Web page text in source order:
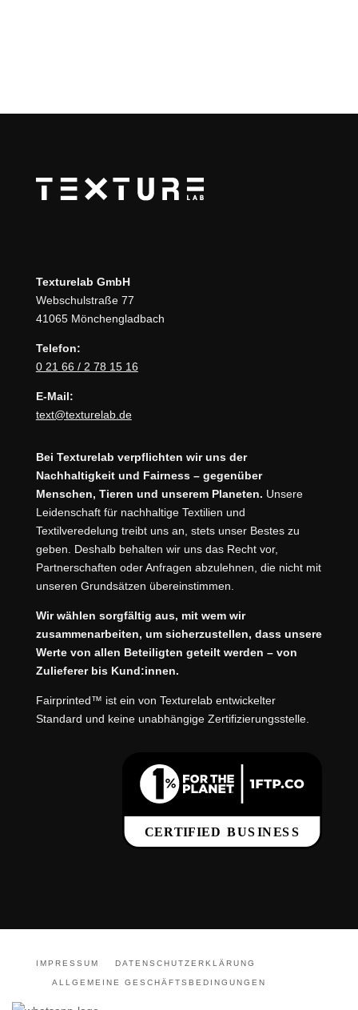
Texturelab GmbH
Webschulstraße 77
41065 Mönchengladbach
Telefon:
0 21 66 / 2 78 15 16
E-Mail:
text@texturelab.de
Bei Texturelab verpflichten wir uns der
Nachhaltigkeit und Fairness – gegenüber
Menschen, Tieren und unserem Planeten. Unsere
Leidenschaft für nachhaltige Textilien und
Textilveredelung treibt uns an, stets unser Bestes zu
geben. Deshalb behalten wir uns das Recht vor,
Partnerschaften oder Anfragen abzulehnen, die nicht mit
unseren Grundsätzen übereinstimmen.
Wir wählen sorgfältig aus, mit wem wir
zusammenarbeiten, um sicherzustellen, dass unsere
Werte von allen Beteiligten geteilt werden – von
Zulieferer bis Kund:innen.
Fairprinted™ ist ein von Texturelab entwickelter
Standard und keine unabhängige Zertifizierungsstelle.
IMPRESSUM DATENSCHUTZERKLÄRUNG
ALLGEMEINE GESCHÄFTSBEDINGUNGEN